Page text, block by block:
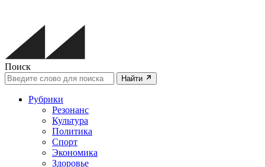
Поиск
Найти
Рубрики
Резонанс
Культура
Политика
Спорт
Экономика
Здоровье